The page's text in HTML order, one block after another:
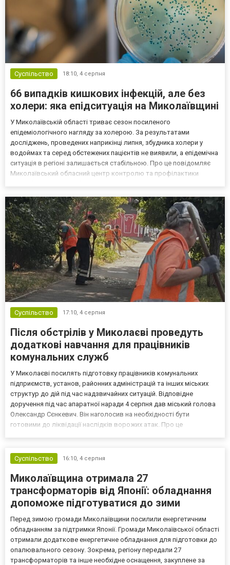
Суспільство 18:10, 4 серпня
66 випадків кишкових інфекцій, але без
холери: яка епідситуація на Миколаївщині
У Миколаївській області триває сезон посиленого
епідеміологічного нагляду за холерою. За результатами
досліджень, проведених наприкінці липня, збудника холери у
водоймах та серед обстежених пацієнтів не виявили, а епідемічна
ситуація в регіоні залишається стабільною. Про це повідомляє
Миколаївський обласний центр контролю та профілактики
Суспільство 17:10, 4 серпня
Після обстрілів у Миколаєві проведуть
додаткові навчання для працівників
комунальних служб
У Миколаєві посилять підготовку працівників комунальних
підприємств, установ, районних адміністрацій та інших міських
структур до дій під час надзвичайних ситуацій. Відповідне
доручення під час апаратної наради 4 серпня дав міський голова
Олександр Сєнкевич. Він наголосив на необхідності бути
готовими до ліквідації наслідків ворожих атак. Про це
Суспільство
16:10, 4 серпня
Миколаївщина отримала 27
трансформаторів від Японії: обладнання
допоможе підготуватися до зими
Перед зимою громади Миколаївщини посилили енергетичним
обладнанням за підтримки Японії. Громади Миколаївської області
отримали додаткове енергетичне обладнання для підготовки до
опалювального сезону. Зокрема, регіону передали 27
трансформаторів та інше необхідне оснащення, закуплене за